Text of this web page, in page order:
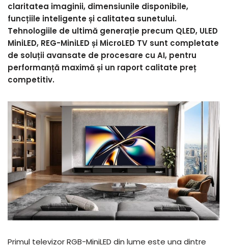
claritatea imaginii, dimensiunile disponibile,
funcțiile inteligente și calitatea sunetului.
Tehnologiile de ultimă generație precum QLED, ULED
MiniLED, REG-MiniLED și MicroLED TV sunt completate
de soluții avansate de procesare cu AI, pentru
performanță maximă și un raport calitate preț
competitiv.
Primul televizor RGB-MiniLED din lume este una dintre